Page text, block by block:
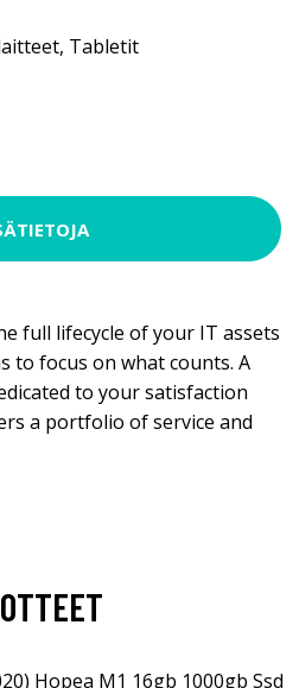
, Tabletit
full lifecycle of your IT assets
to focus on what counts. A
to your satisfaction
a portfolio of service and